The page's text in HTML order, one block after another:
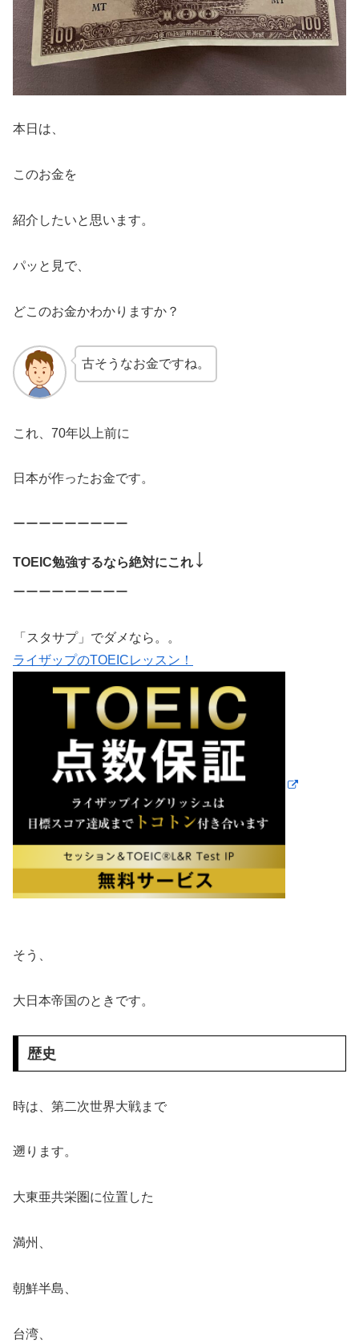
本日は、
このお金を
紹介したいと思います。
パッと見で、
どこのお金かわかりますか？
古そうなお金ですね。
これ、70年以上前に
日本が作ったお金です。
ーーーーーーーーー
TOEIC勉強するなら絶対にこれ ↓
ーーーーーーーーー
「スタサプ」でダメなら。。
ライザップのTOEICレッスン！
そう、
大日本帝国のときです。
歴史
時は、第二次世界大戦まで
遡ります。
大東亜共栄圏に位置した
満州、
朝鮮半島、
台湾、